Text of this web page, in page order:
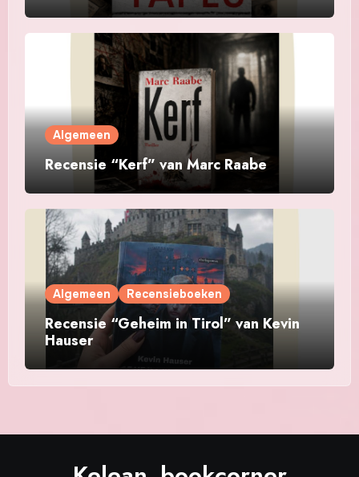
Algemeen
Recensie “Kerf” van Marc Raabe
Algemeen Recensieboeken
Recensie “Geheim in Tirol” van Kevin
Hauser